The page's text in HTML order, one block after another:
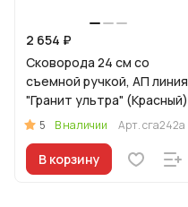
2 654 ₽
Сковорода 24 см со
съемной ручкой, АП линия
"Гранит ультра" (Красный)
5 В наличии Арт.сга242а
В корзину